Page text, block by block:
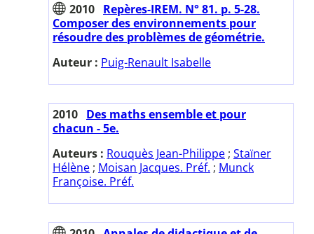
2010 Repères-IREM. N° 81. p. 5-28.
Composer des environnements pour
résoudre des problèmes de géométrie.
Auteur : Puig-Renault Isabelle
2010 Des maths ensemble et pour
chacun - 5e.
Auteurs : Rouquès Jean-Philippe ; Staïner
Hélène ; Moisan Jacques. Préf. ; Munck
Françoise. Préf.